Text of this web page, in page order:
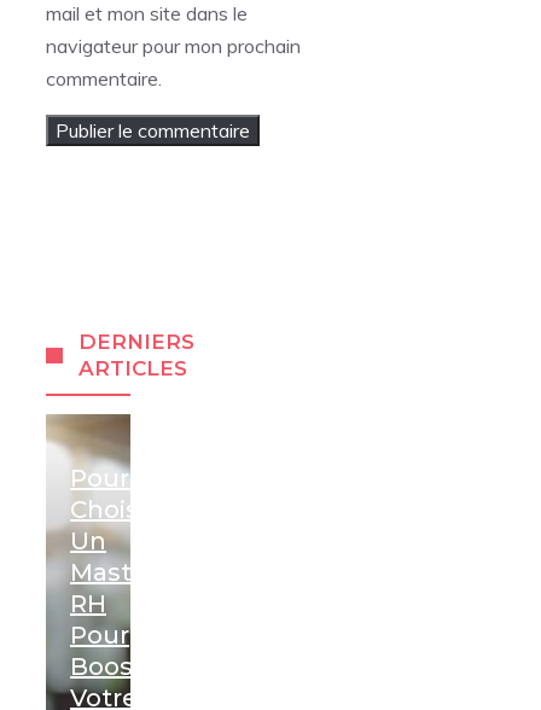
mail et mon site dans le
navigateur pour mon prochain
commentaire.
DERNIERS
ARTICLES
Pourquoi
Choisir
Un
Mastère
RH
Pour
Booster
Votre